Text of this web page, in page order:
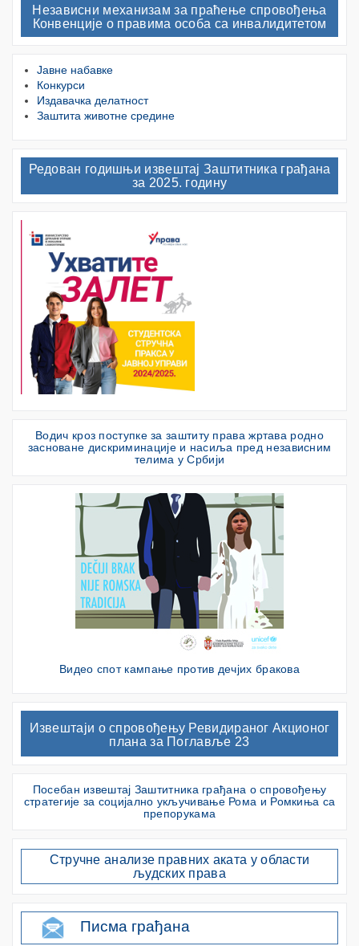
Независни механизам за праћење спровођења
Конвенције о правима особа са инвалидитетом
Јавне набавке
Конкурси
Издавачка делатност
Заштита животне средине
Редован годишњи извештај Заштитника грађана
за 2025. годину
Водич кроз поступке за заштиту права жртава родно
засноване дискриминације и насиља пред независним
телима у Србији
Видео спот кампање против дечјих бракова
Извештаји о спровођењу Ревидираног Акционог
плана за Поглавље 23
Посебан извештај Заштитника грађана о спровођењу
стратегије за социјално укључивање Рома и Ромкиња са
препорукама
Стручне анализе правних аката у области
људских права
Писма грађана